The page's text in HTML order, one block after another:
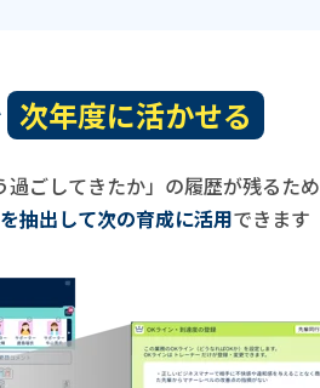
次年度に活かせる
ごしてきたか」の履歴が残るため
抽出して次の育成に活用できます